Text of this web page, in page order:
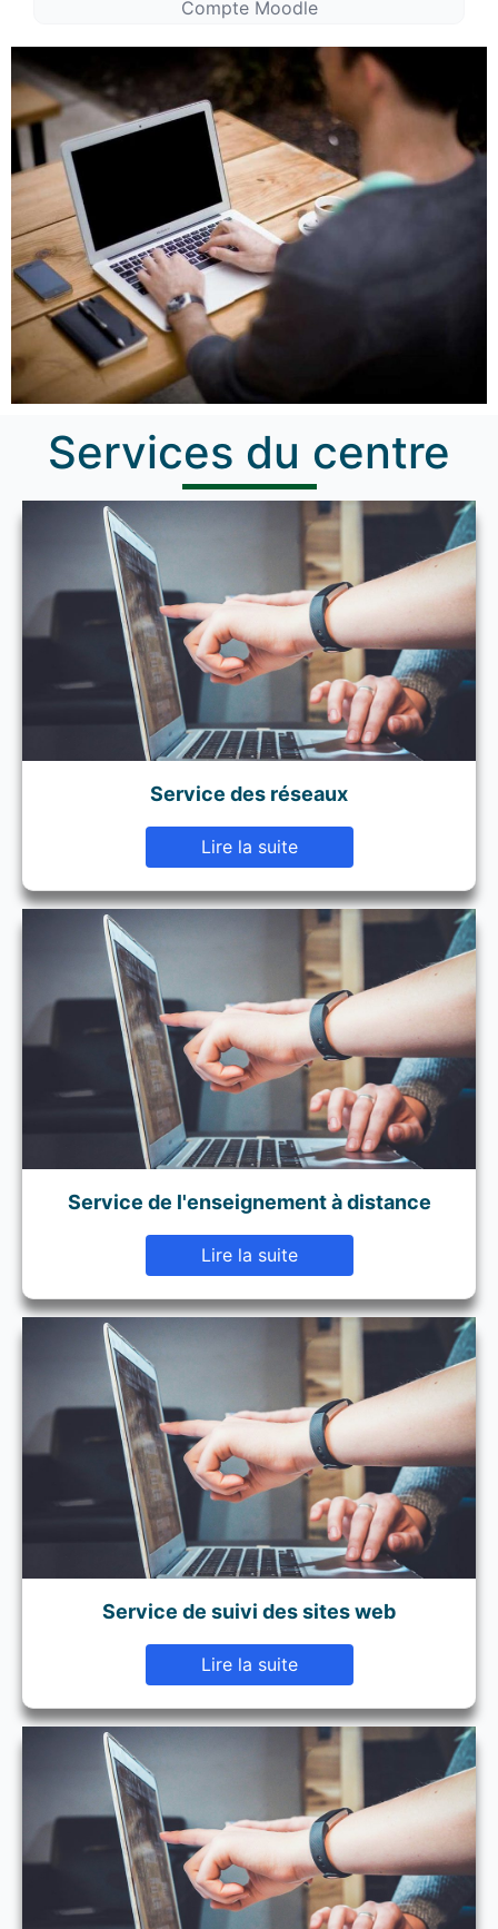
Compte Moodle
Services du centre
Service des réseaux
Lire la suite
Service de l'enseignement à distance
Lire la suite
Service de suivi des sites web
Lire la suite